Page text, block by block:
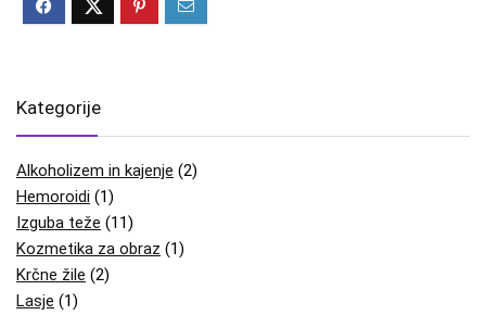
Kategorije
Alkoholizem in kajenje (2)
Hemoroidi (1)
Izguba teže (11)
Kozmetika za obraz (1)
Krčne žile (2)
Lasje (1)